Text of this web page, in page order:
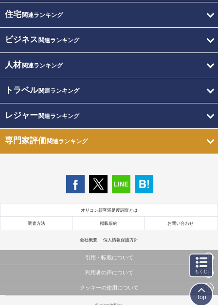
住宅関連ランキング
ビジネス 関連ランキング
人材関連ランキング
トラベル関連ランキング
レジャー関連ランキング
専門家評価関連ランキング
オリコン顧客満足度調査とは
調査方法 掲載規約 お問い合わせ
会社概要 個人情報保護方針
引用・転載について
当サイトで公開されている情報（文字、写真、イラスト、画像データ等）及びこれらの配置・
これらの情報を権利者の許可なく無断転載・複製などの二次利用を行うことは固く禁じており
利用者の声について
当サイトに掲載している内容はすべてサービスの利用者が提出された見解・感想です。
クッキーの使用について
もくじ
Top